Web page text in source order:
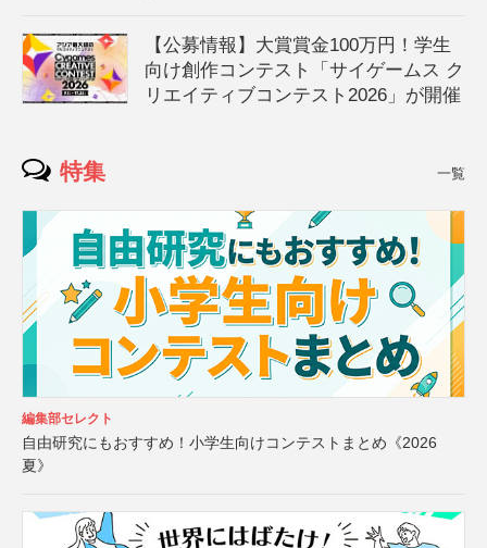
【公募情報】大賞賞金100万円！学生
向け創作コンテスト「サイゲームス ク
リエイティブコンテスト2026」が開催
特集 一覧
編集部セレクト
自由研究にもおすすめ！小学生向けコンテストまとめ《2026
夏》